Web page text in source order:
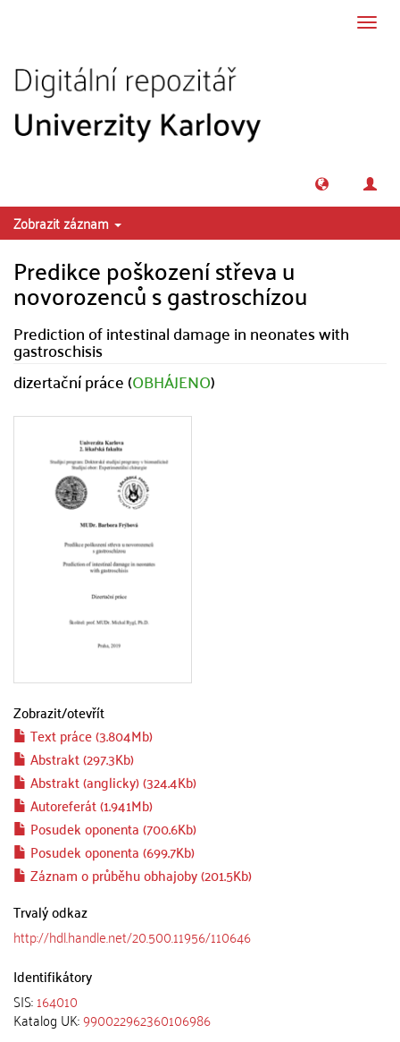
Zobrazit záznam
Predikce poškození střeva u
novorozenců s gastroschízou
Prediction of intestinal damage in neonates with
gastroschisis
dizertační práce (OBHÁJENO)
Zobrazit/otevřít
Text práce (3.804Mb)
Abstrakt (297.3Kb)
Abstrakt (anglicky) (324.4Kb)
Autoreferát (1.941Mb)
Posudek oponenta (700.6Kb)
Posudek oponenta (699.7Kb)
Záznam o průběhu obhajoby (201.5Kb)
Trvalý odkaz
http://hdl.handle.net/20.500.11956/110646
Identifikátory
SIS:164010
Katalog UK:990022962360106986